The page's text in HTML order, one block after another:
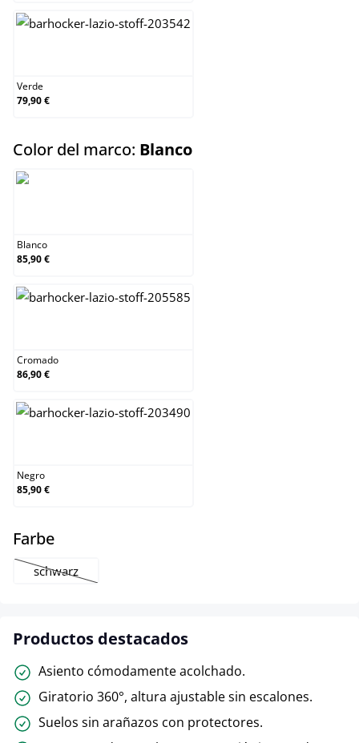
Verde
79,90 €
Color del marco: Blancoselect
Blanco
85,90 €
Cromado
86,90 €
Negro
85,90 €
Farbeselect
schwarz
(Esta opción no está disponible en este momento.)
Productos destacados
Asiento cómodamente acolchado.
Giratorio 360°, altura ajustable sin escalones.
Suelos sin arañazos con protectores.